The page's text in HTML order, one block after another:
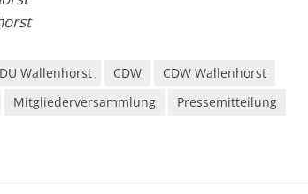
Wallenhorst CDW
CDW Wallenhorst
Mitgliederversammlung
Pressemitteilung